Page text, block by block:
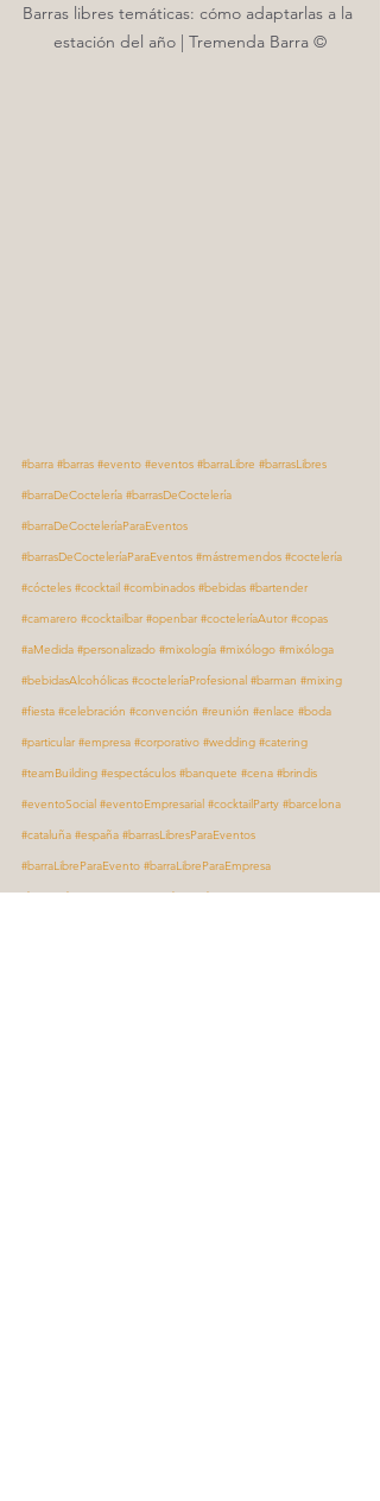
Barras libres temáticas: cómo adaptarlas a la
estación del año | Tremenda Barra ©
#barra #barras #evento #eventos #barraLibre #barrasLibres
#barraDeCoctelería #barrasDeCoctelería
#barraDeCocteleríaParaEventos
#barrasDeCocteleríaParaEventos #mástremendos #coctelería
#cócteles #cocktail #combinados #bebidas #bartender
#camarero #cocktailbar #openbar #cocteleríaAutor #copas
#aMedida #personalizado #mixología #mixólogo #mixóloga
#bebidasAlcohólicas #cocteleríaProfesional #barman #mixing
#fiesta #celebración #convención #reunión #enlace #boda
#particular #empresa #corporativo #wedding #catering
#teamBuilding #espectáculos #banquete #cena #brindis
#eventoSocial #eventoEmpresarial #cocktailParty #barcelona
#cataluña #españa #barrasLibresParaEventos
#barraLibreParaEvento #barraLibreParaEmpresa
#barrasLibresParaEmpresas #barraLibreCorporativa